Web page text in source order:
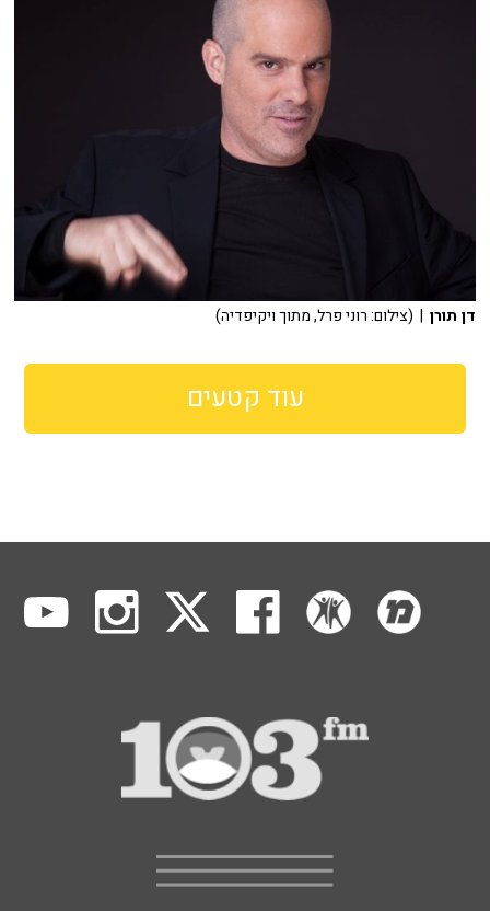
דן תורן | (צילום: רוני פרל, מתוך ויקיפדיה)
עוד קטעים